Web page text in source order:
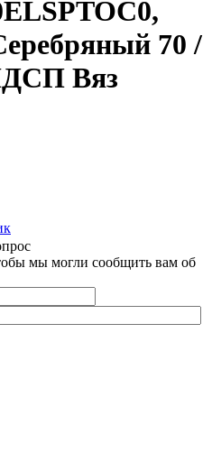
70 /
Вяз
мы могли сообщить вам об